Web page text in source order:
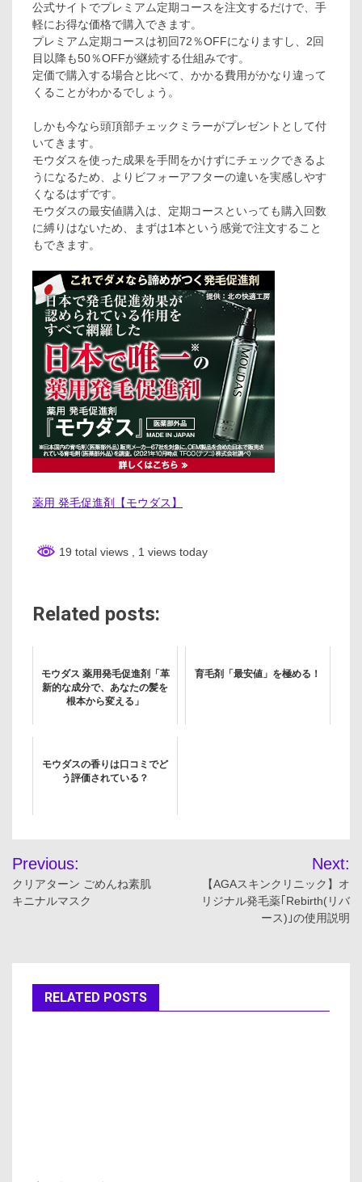
公式サイトでプレミアム定期コースを注文するだけで、手
軽にお得な価格で購入できます。
プレミアム定期コースは初回72％OFFになりますし、2回
目以降も50％OFFが継続する仕組みです。
定価で購入する場合と比べて、かかる費用がかなり違って
くることがわかるでしょう。
しかも今なら頭頂部チェックミラーがプレゼントとして付
いてきます。
モウダスを使った成果を手間をかけずにチェックできるよ
うになるため、よりビフォーアフターの違いを実感しやす
くなるはずです。
モウダスの最安値購入は、定期コースといっても購入回数
に縛りはないため、まずは1本という感覚で注文すること
もできます。
薬用 発毛促進剤【モウダス】
19 total views , 1 views today
Related posts:
モウダス 薬用発毛促進剤「革
新的な成分で、あなたの髪を
根本から変える」
育毛剤「最安値」を極める！
モウダスの香りは口コミでど
う評価されている？
投
稿
ゲ
ー
Previous:
クリアターン ごめんね素肌
キニナルマスク
Next:
【AGAスキンクリニック】オ
リジナル発毛薬｢Rebirth(リバ
ース)｣の使用説明
RELATED POSTS